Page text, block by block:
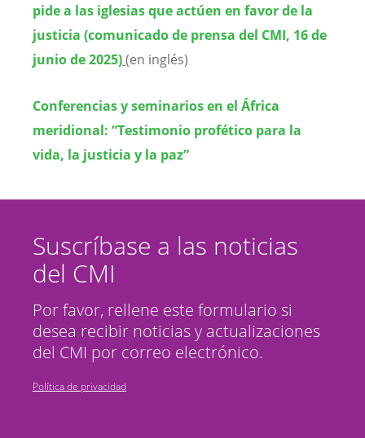
pide a las iglesias que actúen en favor de la
justicia (comunicado de prensa del CMI, 16 de
junio de 2025)(en inglés)
Conferencias y seminarios en el África
meridional: “Testimonio profético para la
vida, la justicia y la paz”
Suscríbase a las noticias
del CMI
Por favor, rellene este formulario si
desea recibir noticias y actualizaciones
del CMI por correo electrónico.
Política de privacidad